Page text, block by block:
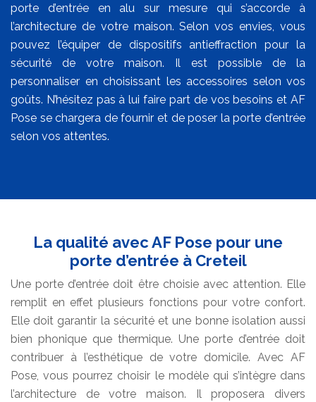
porte d’entrée en alu sur mesure qui s’accorde à
l’architecture de votre maison. Selon vos envies, vous
pouvez l’équiper de dispositifs antieffraction pour la
sécurité de votre maison. Il est possible de la
personnaliser en choisissant les accessoires selon vos
goûts. N’hésitez pas à lui faire part de vos besoins et AF
Pose se chargera de fournir et de poser la porte d’entrée
selon vos attentes.
La qualité avec AF Pose pour une
porte d’entrée à Creteil
Une porte d’entrée doit être choisie avec attention. Elle
remplit en effet plusieurs fonctions pour votre confort.
Elle doit garantir la sécurité et une bonne isolation aussi
bien phonique que thermique. Une porte d’entrée doit
contribuer à l’esthétique de votre domicile. Avec AF
Pose, vous pourrez choisir le modèle qui s’intègre dans
l’architecture de votre maison. Il proposera divers